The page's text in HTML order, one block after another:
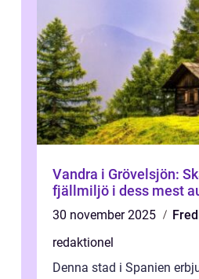
Vandra i Grövelsjön:
fjällmiljö i dess mest
30 november 2025
redaktionel
Denna stad i Spanien